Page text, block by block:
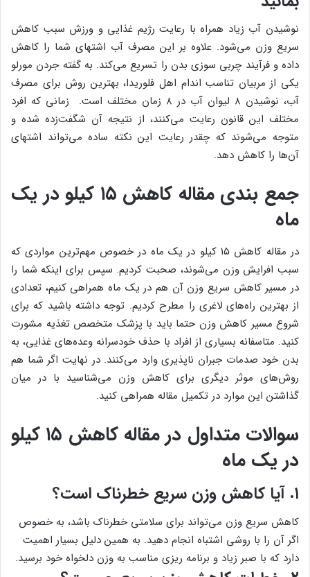
نوشیدن آب زیاد همراه با رعایت رژیم غذایی و ورزش سبب کاهش
سریع وزن می‌شود. علاوه بر این مصرف آب اشتهای شما را کاهش
داده و فرآیند چربی سوزی بدن را تسریع می‌کند. به گفته جردن مورلو
یکی از مربیان تناسب اندام اهل فلوریدا، بهترین روش برای مصرف
آب، نوشیدن ۸ لیوان آب در ۸ زمان مختلف است. زمانی که افرد
مختلف این قانون رعایت می‌کنند، از نتیجه آن شگفت‌زده شده و
متوجه می‌شوند که چقدر رعایت این نکته ساده می‌تواند اشتهای
آن‌ها را کاهش دهد.
جمع بندی مقاله کاهش ۱۵ کیلو در یک
ماه
در مقاله کاهش ۱۵ کیلو در یک ماه در خصوص مهم‌ترین مواردی که
سبب افرایش وزن می‌شوند، صحبت کردیم. سپس برای اینکه شما را
در مسیر کاهش سریع وزن آن هم در یک ماه همراهی کنیم، تعدادی
از بهترین راه‌های لاغری را مطرح کردیم. توجه داشته باشید که برای
شروع مسیر کاهش وزن حتما باید با پزشک متخصص تغذیه مشورت
کنید. متاسفانه بسیاری از افراد با حذف خودسرانه وعده‌های غذایی، به
بدن خود صدمات جبران ناپذیری وارد می‌کنند. در نهایت اگر شما هم
روش‌های موثر دیگری برای کاهش وزن می‌شناسید با در میان
گذاشتن این موارد در تکمیل مقاله همراهی کنید.
سوالات متداول در مقاله کاهش ۱۵ کیلو
در یک ماه
۱. آیا کاهش وزن سریع خطرناک است؟
کاهش سریع وزن می‌تواند برای سلامتی خطرناک باشد، به خصوص
اگر آن را با روشی اشتباه انجام دهید. به همین دلیل بسیار اهمیت
دارد که با صبر زیاد و برنامه ریزی مناسب به وزن دلخواه خود برسید.